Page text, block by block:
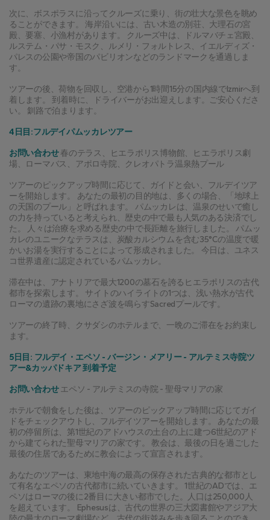
次に、ボスポラスに沿ってクルーズに乗り、街の壮大な景色を眺め
ることができます。 海岸沿いには、古い木造の別荘、大理石の宮
殿、要塞、小漁村があります。 クルーズ中は、ドルマバチェ宮殿、
ルステム・パサ・モスク、ルメリ・フォルトレス、イエルディズ・
パレスの公園や帝国のパビリオンなどのランドマークを通過しま
す。
ツアーの後、荷物を回収し、空港から1時間15分の国内線でIzmirへ到
着します。 到着時に、ドライバーがお出迎えします。ご安心くださ
い。 釧路で泊まります。
4日目:フルデイパムッカレツアー
お問い合わせ 春のテラス、ヒエラポリス博物館、ヒエラポリス劇
場、ローマバス、アポロ寺院、クレオパトラ温泉熱プール
ツアーのピックアップ時間に応じて、ガイドと会い、フルデイツア
ーを開始します。 あなたの最初の目的地は、多くの場合、「地球上
の天国のプール」と呼ばれます。 パムッカレは、温泉のせいで癒し
の力を持っていると考えられ、歴史の中で最も人気のある決済でし
た。 人々は治療を求める歴史の中で長距離を旅行しました。 パムッ
カレのユニークなテラスは、炭酸カルシウムを含む35°Cの温度で暖
かいお湯を実行することによって形成されました。 今日は、ユネス
コ世界遺産に認定されているパムッカレ。
滞在中は、アナトリアで最大1200の墓石を誇るヒエラポリスの古代
都市を探索します。 サイトのハイライトの1つは、浅い熱水が古代
ローマの遺跡の裏地にさざ波を鳴らすSacredプールです。
ツアーの終了時、クサダシのホテルまで、一晩のご滞在をお約束し
ます。
5日目: フルデイ・エペソ - バージン・メアリー - アルテミス寺院ツ
アー&カッパドキア 到着予定
お問い合わせ エペソ - アルテミスの寺院 - 聖母マリアの家
ホテルで朝食をした後は、ツアーのピックアップ時間に応じてガイ
ドをチェックアウトし、フルデイツアーを開始します。 あなたの最
初の停留所は、第1世紀のアドハウスの土台の上に建つ6世紀のアド
から建てられた聖母マリアの家です。 教会は、最後の日を過ごした
最後の住居であるために教会によって宣言されます。
あなたのツアーは、東地中海の最高の保存された古典的な都市とし
て有名なエペソの古代都市に続いていきます。 1世紀のADでは、エ
ペソはローマの後に2番目に大きい都市でした。人口は250,000人
を超えています。 Ephesusは、古代の世界の三大図書館やアジア大